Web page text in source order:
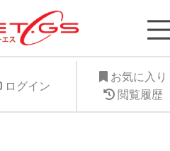
社が運営する中古車個人
イト。より安く中古車
手元の愛車を手放したい
はお客様が驚きの価格で
に全力で取り組みます。
ログイン
お気に入り
閲覧履歴